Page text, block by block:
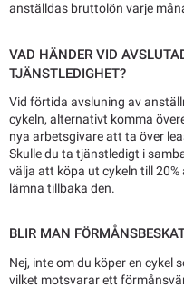
anställdas bruttolön varje
VAD HÄNDER VID
TJÄNSTLEDIGHET?
Vid förtida avsluning av
cykeln, alternativt komma
nya arbetsgivare att ta över
Skulle du ta tjänstledigt i
välja att köpa ut cykeln till
lämna tillbaka den.
BLIR MAN
Nej, inte om du köper en cykel
vilket motsvarar ett